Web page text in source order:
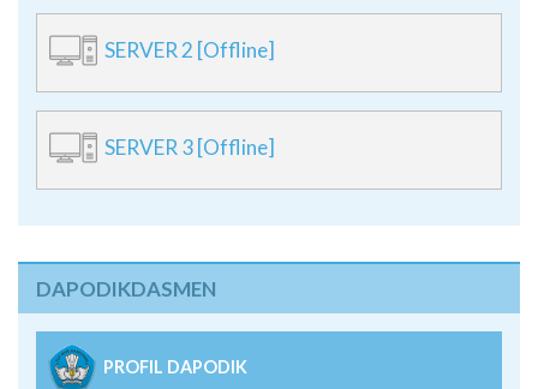
SERVER 2 [Offline]
SERVER 3 [Offline]
DAPODIKDASMEN
PROFIL DAPODIK